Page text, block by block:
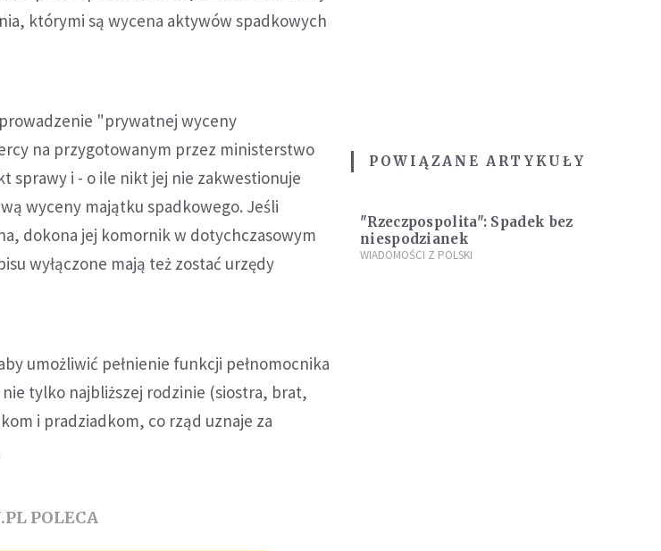
którymi są wycena aktywów spadkowych
"prywatnej wyceny
na przygotowanym przez ministerstwo
sprawy i - o ile nikt jej nie zakwestionuje
wyceny majątku spadkowego. Jeśli
dokona jej komornik w dotychczasowym
wyłączone mają też zostać urzędy
umożliwić pełnienie funkcji pełnomocnika
tylko najbliższej rodzinie (siostra, brat,
i pradziadkom, co rząd uznaje za
POLECA
POWIĄZANE ARTYKUŁY
"Rzeczpospolita": Spadek bez
niespodzianek
WIADOMOŚCI Z POLSKI